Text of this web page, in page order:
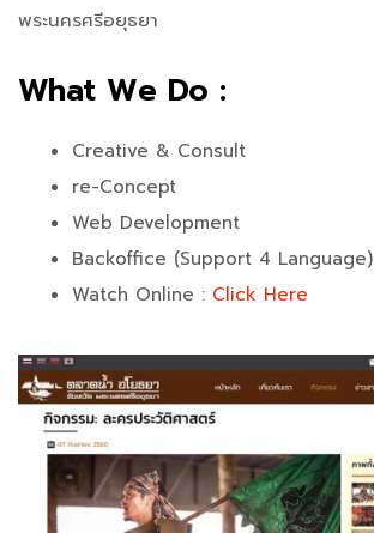
พระนครศรีอยุธยา
What We Do :
Creative & Consult
re-Concept
Web Development
Backoffice (Support 4 Language)
Watch Online : Click Here